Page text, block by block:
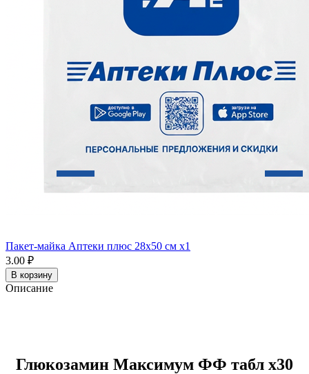
Пакет-майка Аптеки плюс 28х50 см x1
3.00 ₽
В корзину
Описание
Глюкозамин Максимум ФФ табл x30